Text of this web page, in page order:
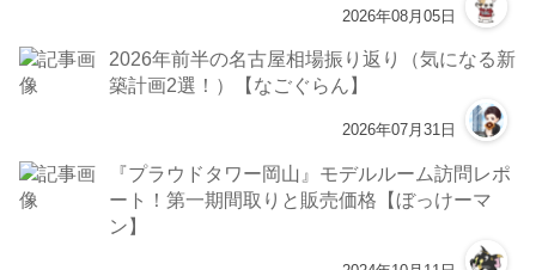
2026年08月05日
2026年前半の名古屋相場振り返り（気になる新
築計画2選！）【なごぐらん】
2026年07月31日
『プラウドタワー岡山』モデルルーム訪問レポ
ート！第一期間取りと販売価格【ぼっけーマ
ン】